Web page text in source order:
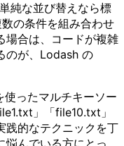
純な並び替えなら標
の条件を組み合わせ
場合は、コードが複雑
のが、Lodash の
使ったマルチキーソー
」「file10.txt」
践的なテクニックを丁